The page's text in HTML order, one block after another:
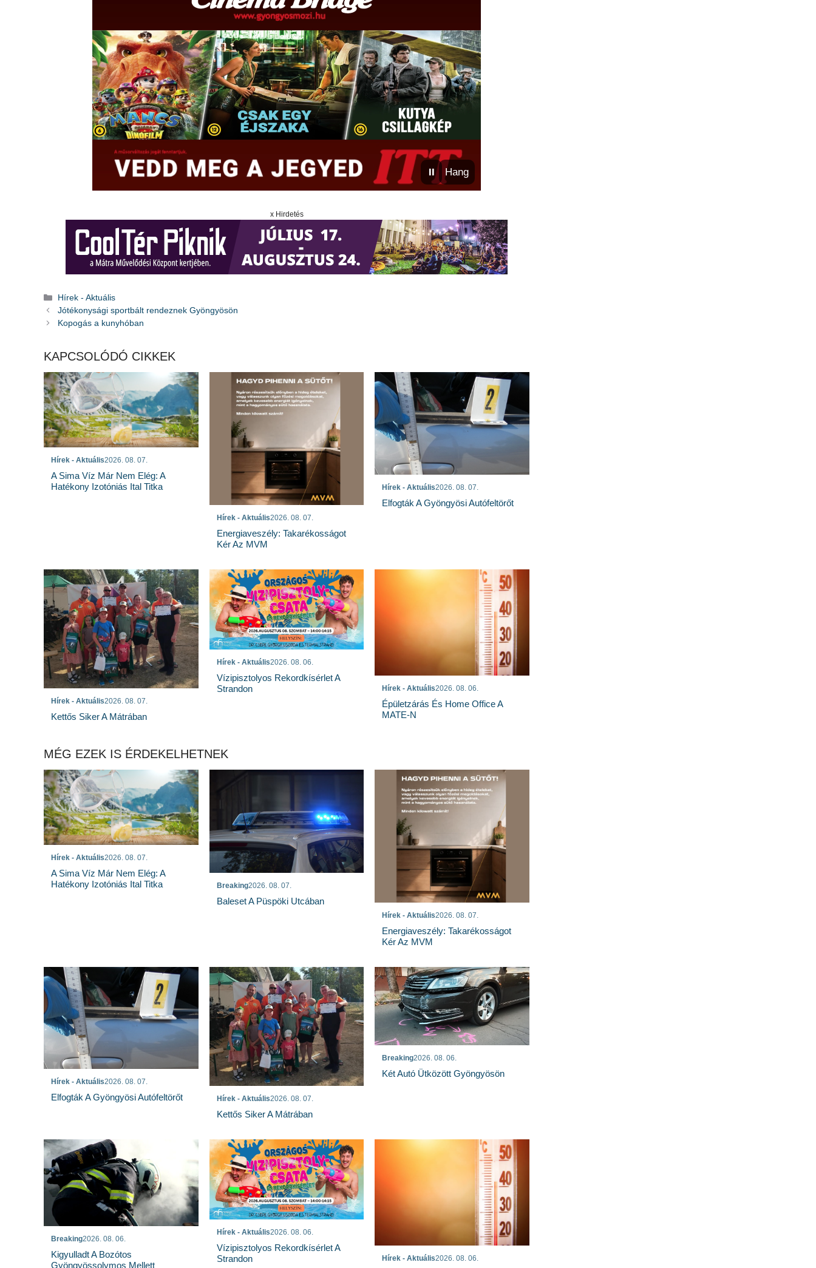
⏸ Hang
x Hirdetés
Kategória
Hírek - Aktuális
Jótékonysági sportbált rendeznek Gyöngyösön
Kopogás a kunyhóban
KAPCSOLÓDÓ CIKKEK
Hírek - Aktuális2026. 08. 07.
A Sima Víz Már Nem Elég: A
Hatékony Izotóniás Ital Titka
Hírek - Aktuális2026. 08. 07.
Energiaveszély: Takarékosságot
Kér Az MVM
Hírek - Aktuális2026. 08. 07.
Elfogták A Gyöngyösi Autófeltörőt
Hírek - Aktuális2026. 08. 07.
Kettős Siker A Mátrában
Hírek - Aktuális2026. 08. 06.
Vízipisztolyos Rekordkísérlet A
Strandon
Hírek - Aktuális2026. 08. 06.
Épületzárás És Home Office A
MATE-N
MÉG EZEK IS ÉRDEKELHETNEK
Hírek - Aktuális2026. 08. 07.
A Sima Víz Már Nem Elég: A
Hatékony Izotóniás Ital Titka
Breaking2026. 08. 07.
Baleset A Püspöki Utcában
Hírek - Aktuális2026. 08. 07.
Energiaveszély: Takarékosságot
Kér Az MVM
Hírek - Aktuális2026. 08. 07.
Elfogták A Gyöngyösi Autófeltörőt Hírek - Aktuális2026. 08. 07.
Kettős Siker A Mátrában
Breaking2026. 08. 06.
Két Autó Ütközött Gyöngyösön
Breaking2026. 08. 06.
Kigyulladt A Bozótos
Gyöngyössolymos Mellett
Hírek - Aktuális2026. 08. 06.
Vízipisztolyos Rekordkísérlet A
Strandon
Hírek - Aktuális2026. 08. 06.